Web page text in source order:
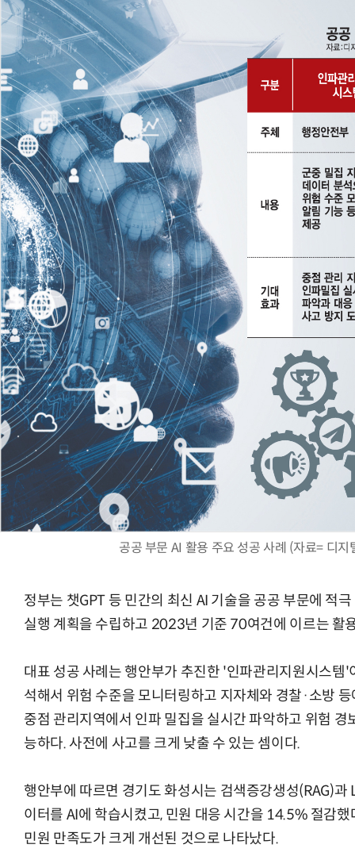
공공 부문 AI 활용 주요 성공 사례 (자료= 디
정부는 챗GPT 등 민간의 최신 AI 기술을 공공 부문에 적
실행 계획을 수립하고 2023년 기준 70여건에 이르는 활
대표 성공 사례는 행안부가 추진한 '인파관리지원시스템'
석해서 위험 수준을 모니터링하고 지자체와 경찰·소방
중점 관리지역에서 인파 밀집을 실시간 파악하고 위험 경
능하다. 사전에 사고를 크게 낮출 수 있는 셈이다.
행안부에 따르면 경기도 화성시는 검색증강생성(RAG)
이터를 AI에 학습시켰고, 민원 대응 시간을 14.5% 절감
민원 만족도가 크게 개선된 것으로 나타났다.